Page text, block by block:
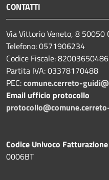
CONTATTI
Via Vittorio Veneto, 8 50050
Telefono: 0571906234
Codice Fiscale: 82003650486
Partita IVA: 03378170488
PEC:comune.cerreto-
Email ufficio protocollo
Codice Univoco
0006BT